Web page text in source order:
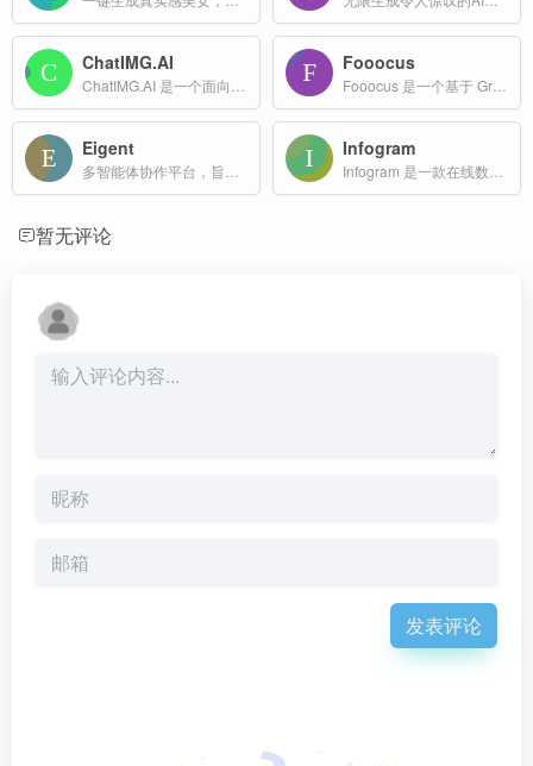
ChatIMG.AI Fooocus
Eigent Infogram
暂无评论
发表评论